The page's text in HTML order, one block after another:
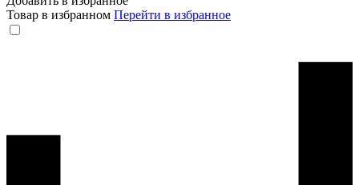
Товар в избранном Перейти в избранное